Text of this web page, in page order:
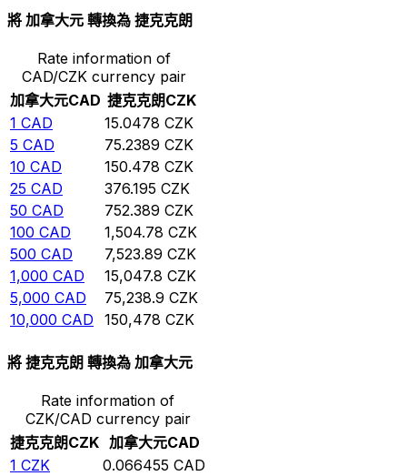
將 加拿大元 轉換為 捷克克朗
Rate information of
CAD/CZK currency pair
加拿大元CAD 捷克克朗CZK
1 CAD 15.0478 CZK
5 CAD 75.2389 CZK
10 CAD 150.478 CZK
25 CAD 376.195 CZK
50 CAD 752.389 CZK
100 CAD 1,504.78 CZK
500 CAD 7,523.89 CZK
1,000 CAD 15,047.8 CZK
5,000 CAD 75,238.9 CZK
10,000 CAD 150,478 CZK
將 捷克克朗 轉換為 加拿大元
Rate information of
CZK/CAD currency pair
捷克克朗CZK 加拿大元CAD
1 CZK 0.066455 CAD